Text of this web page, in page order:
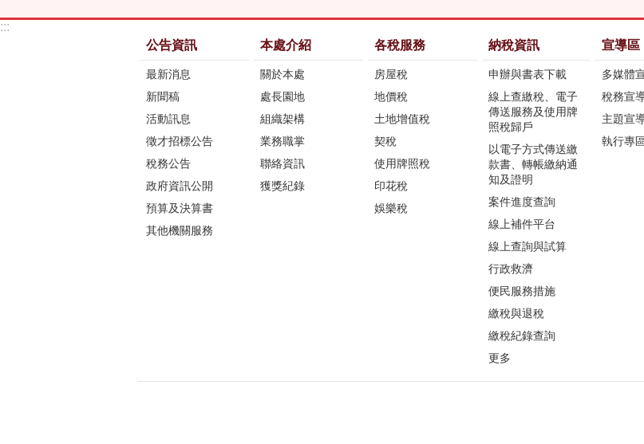
:::
公告資訊
最新消息
新聞稿
活動訊息
徵才招標公告
稅務公告
政府資訊公開
預算及決算書
其他機關服務
本處介紹
關於本處
處長園地
組織架構
業務職掌
聯絡資訊
獲獎紀錄
各稅服務
房屋稅
地價稅
土地增值稅
契稅
使用牌照稅
印花稅
娛樂稅
納稅資訊
申辦與書表下載
線上查繳稅、電子
傳送服務及使用牌
照稅歸戶
以電子方式傳送繳
款書、轉帳繳納通
知及證明
案件進度查詢
線上補件平台
線上查詢與試算
行政救濟
便民服務措施
繳稅與退稅
繳稅紀錄查詢
更多
宣導區
多媒體
稅務宣
主題宣
執行專